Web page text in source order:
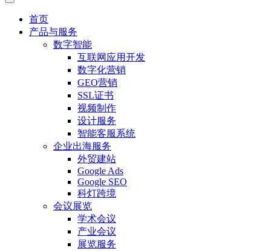
首页
产品与服务
数字智能
互联网应用开发
数字化营销
GEO营销
SSL证书
视频制作
设计服务
智能客服系统
企业出海服务
外贸建站
Google Ads
Google SEO
科灯跨境
会议展览
学术会议
产业会议
展览服务